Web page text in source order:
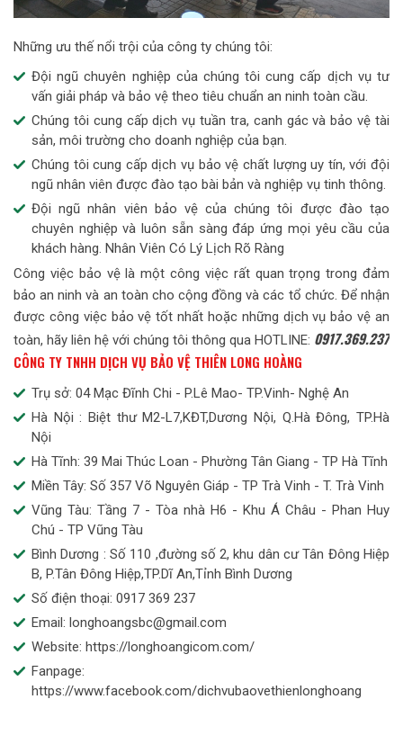
Những ưu thế nổi trội của công ty chúng tôi:
Đội ngũ chuyên nghiệp của chúng tôi cung cấp dịch vụ tư
vấn giải pháp và bảo vệ theo tiêu chuẩn an ninh toàn cầu.
Chúng tôi cung cấp dịch vụ tuần tra, canh gác và bảo vệ tài
sản, môi trường cho doanh nghiệp của bạn.
Chúng tôi cung cấp dịch vụ bảo vệ chất lượng uy tín, với đội
ngũ nhân viên được đào tạo bài bản và nghiệp vụ tinh thông.
Đội ngũ nhân viên bảo vệ của chúng tôi được đào tạo
chuyên nghiệp và luôn sẵn sàng đáp ứng mọi yêu cầu của
khách hàng. Nhân Viên Có Lý Lịch Rõ Ràng
Công việc bảo vệ là một công việc rất quan trọng trong đảm
bảo an ninh và an toàn cho cộng đồng và các tổ chức. Để nhận
được công việc bảo vệ tốt nhất hoặc những dịch vụ bảo vệ an
toàn, hãy liên hệ với chúng tôi thông qua HOTLINE: 0917.369.237
CÔNG TY TNHH DỊCH VỤ BẢO VỆ THIÊN LONG HOÀNG
Trụ sở: 04 Mạc Đĩnh Chi - P.Lê Mao- TP.Vinh- Nghệ An
Hà Nội : Biệt thư M2-L7,KĐT,Dương Nội, Q.Hà Đông, TP.Hà
Nội
Hà Tĩnh: 39 Mai Thúc Loan - Phường Tân Giang - TP Hà Tĩnh
Miền Tây: Số 357 Võ Nguyên Giáp - TP Trà Vinh - T. Trà Vinh
Vũng Tàu: Tầng 7 - Tòa nhà H6 - Khu Á Châu - Phan Huy
Chú - TP Vũng Tàu
Bình Dương : Số 110 ,đường số 2, khu dân cư Tân Đông Hiệp
B, P.Tân Đông Hiệp,TP.Dĩ An,Tỉnh Bình Dương
Số điện thoại: 0917 369 237
Email: longhoangsbc@gmail.com
Website: https://longhoangicom.com/
Fanpage:
https://www.facebook.com/dichvubaovethienlonghoang